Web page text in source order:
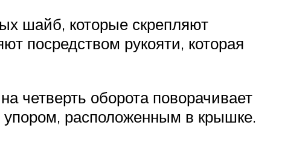
шайб, которые скрепляют
посредством рукояти, которая
четверть оборота поворачивает
расположенным в крышке.